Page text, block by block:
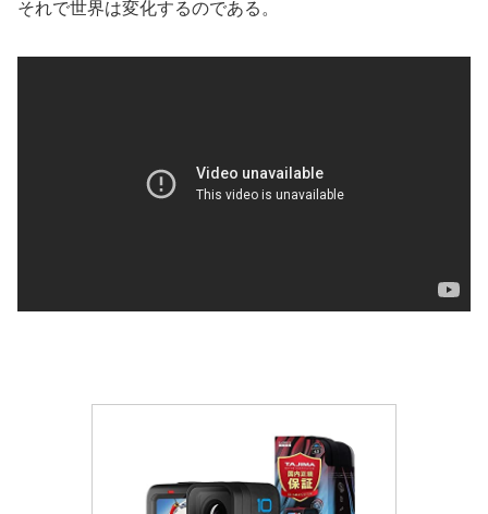
それで世界は変化するのである。